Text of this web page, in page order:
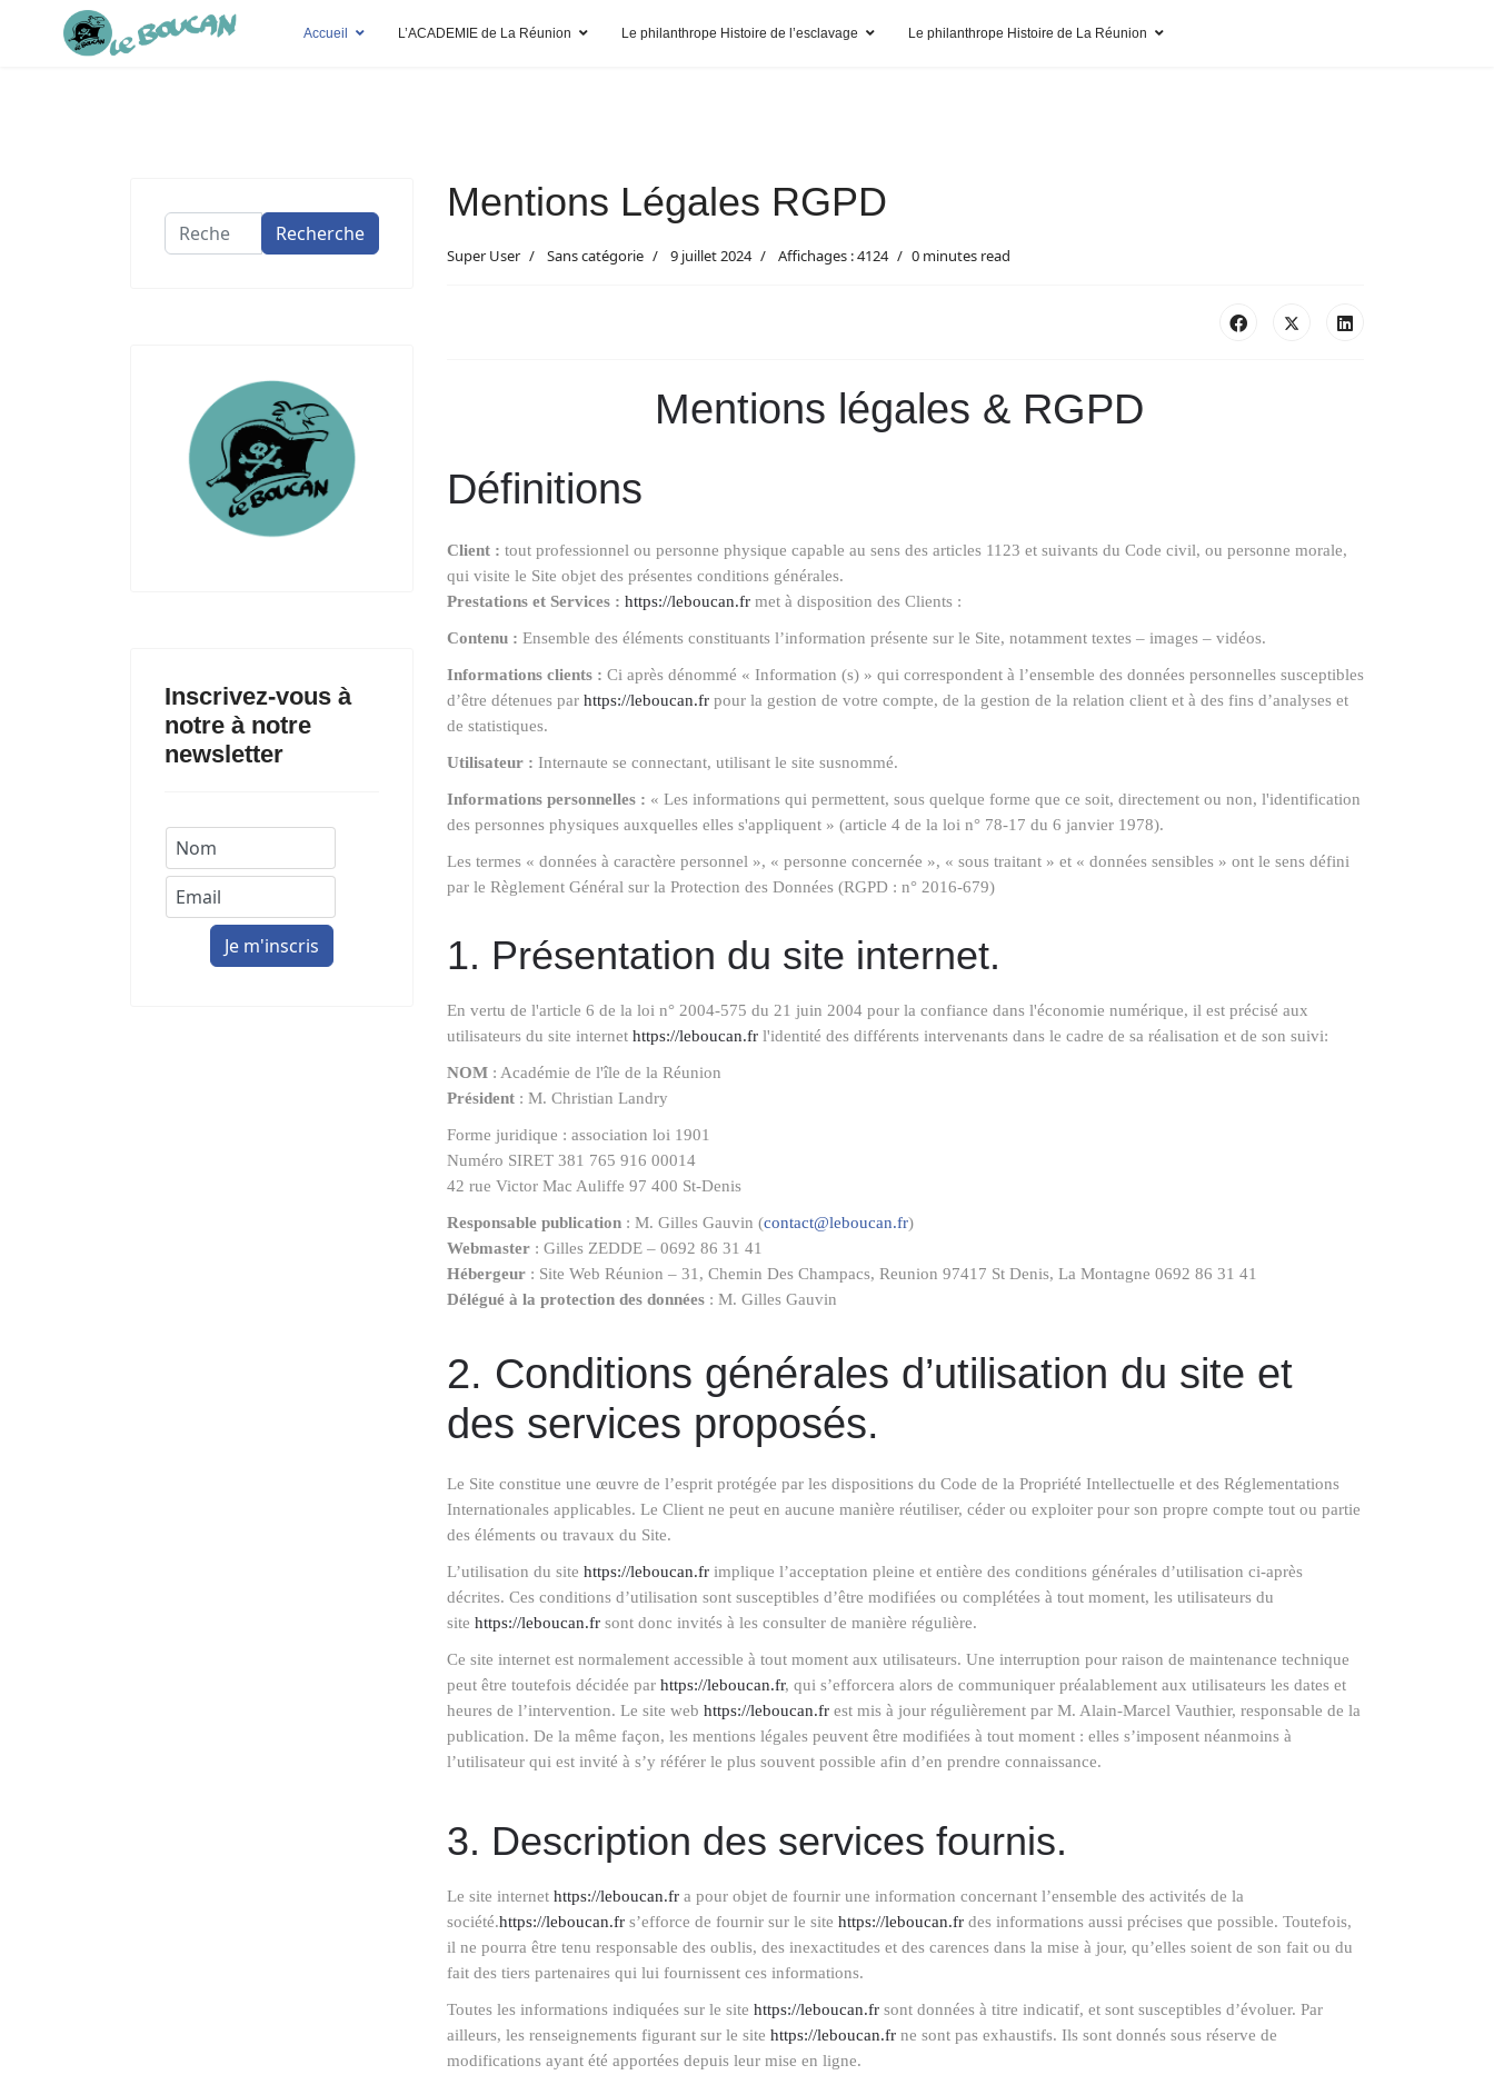
Accueil L’ACADEMIE de La Réunion Le philanthrope Histoire de l’esclavage Le philanthrope Histoire de La Réunion
Recherche Recherche
Inscrivez-vous à
notre à notre
newsletter
Mentions Légales RGPD
Super User Sans catégorie 9 juillet 2024 Affichages : 4124 0 minutes read
Mentions légales & RGPD
Définitions
Client : tout professionnel ou personne physique capable au sens des articles 1123 et suivants du Code civil, ou personne morale,
qui visite le Site objet des présentes conditions générales.
Prestations et Services : https://leboucan.fr met à disposition des Clients :
Contenu : Ensemble des éléments constituants l’information présente sur le Site, notamment textes – images – vidéos.
Informations clients : Ci après dénommé « Information (s) » qui correspondent à l’ensemble des données personnelles susceptibles
d’être détenues par https://leboucan.fr pour la gestion de votre compte, de la gestion de la relation client et à des fins d’analyses et
de statistiques.
Utilisateur : Internaute se connectant, utilisant le site susnommé.
Informations personnelles : « Les informations qui permettent, sous quelque forme que ce soit, directement ou non, l'identification
des personnes physiques auxquelles elles s'appliquent » (article 4 de la loi n° 78-17 du 6 janvier 1978).
Les termes « données à caractère personnel », « personne concernée », « sous traitant » et « données sensibles » ont le sens défini
par le Règlement Général sur la Protection des Données (RGPD : n° 2016-679)
1. Présentation du site internet.
En vertu de l'article 6 de la loi n° 2004-575 du 21 juin 2004 pour la confiance dans l'économie numérique, il est précisé aux
utilisateurs du site internet https://leboucan.fr l'identité des différents intervenants dans le cadre de sa réalisation et de son suivi:
NOM : Académie de l'île de la Réunion
Président : M. Christian Landry
Forme juridique : association loi 1901
Numéro SIRET 381 765 916 00014
42 rue Victor Mac Auliffe 97 400 St-Denis
Responsable publication : M. Gilles Gauvin (contact@leboucan.fr)
Webmaster : Gilles ZEDDE – 0692 86 31 41
Hébergeur : Site Web Réunion – 31, Chemin Des Champacs, Reunion 97417 St Denis, La Montagne 0692 86 31 41
Délégué à la protection des données : M. Gilles Gauvin
2. Conditions générales d’utilisation du site et
des services proposés.
Le Site constitue une œuvre de l’esprit protégée par les dispositions du Code de la Propriété Intellectuelle et des Réglementations
Internationales applicables. Le Client ne peut en aucune manière réutiliser, céder ou exploiter pour son propre compte tout ou partie
des éléments ou travaux du Site.
L’utilisation du site https://leboucan.fr implique l’acceptation pleine et entière des conditions générales d’utilisation ci-après
décrites. Ces conditions d’utilisation sont susceptibles d’être modifiées ou complétées à tout moment, les utilisateurs du
site https://leboucan.fr sont donc invités à les consulter de manière régulière.
Ce site internet est normalement accessible à tout moment aux utilisateurs. Une interruption pour raison de maintenance technique
peut être toutefois décidée par https://leboucan.fr, qui s’efforcera alors de communiquer préalablement aux utilisateurs les dates et
heures de l’intervention. Le site web https://leboucan.fr est mis à jour régulièrement par M. Alain-Marcel Vauthier, responsable de la
publication. De la même façon, les mentions légales peuvent être modifiées à tout moment : elles s’imposent néanmoins à
l’utilisateur qui est invité à s’y référer le plus souvent possible afin d’en prendre connaissance.
3. Description des services fournis.
Le site internet https://leboucan.fr a pour objet de fournir une information concernant l’ensemble des activités de la
société.https://leboucan.fr s’efforce de fournir sur le site https://leboucan.fr des informations aussi précises que possible. Toutefois,
il ne pourra être tenu responsable des oublis, des inexactitudes et des carences dans la mise à jour, qu’elles soient de son fait ou du
fait des tiers partenaires qui lui fournissent ces informations.
Toutes les informations indiquées sur le site https://leboucan.fr sont données à titre indicatif, et sont susceptibles d’évoluer. Par
ailleurs, les renseignements figurant sur le site https://leboucan.fr ne sont pas exhaustifs. Ils sont donnés sous réserve de
modifications ayant été apportées depuis leur mise en ligne.